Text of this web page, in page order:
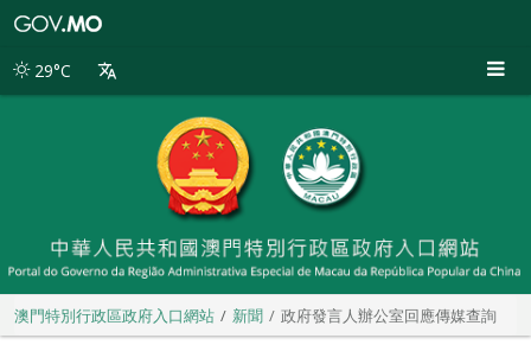
別
29°C
澳門特別行政區政府入口網站 新聞 政府發言人辦公室回應傳媒查詢